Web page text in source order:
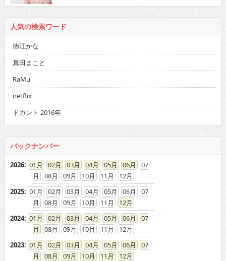
人気の検索ワード
徳江かな
真田まこと
RaMu
netflix
ドカント 2016年
バックナンバー
2026: 01 02 03 04 05 06
07
08
09 10 11
12
2025: 01 02 03 04 05 06
07
08
09 10 11
12
2024: 01 02 03 04 05 06
07
08
09 10 11
12
2023: 01 02 03 04 05 06
07
08
09 10 11
12